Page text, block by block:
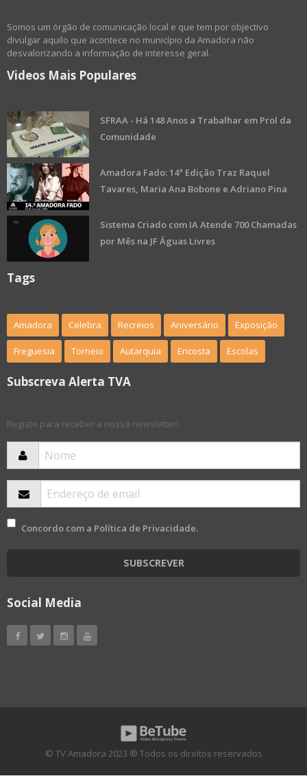
Somos um órgão de comunicação local e que tem por objectivo
divulgar aquilo que acontece no município da Amadora não
desvalorizando a informação de interesse geral.
Videos Mais Populares
SFRAA - Há 148 Anos a Trabalhar em Prol da
Comunidade
Amadora Fado: 14ª Edição Traz Raquel
Tavares, Maria Ana Bobone e Adriano Pina
Sistema Criado com IA Atende 700 Chamadas
por Mês na JF Águas Livres
Tags
Amadora Celebra Recreios Aniversário Exposição
Freguesia Torneio Autarquia Encosta Escolas
Subscreva Alerta TVA
Registe para receber a nossa newsletter!
Concordo com a Política de Privacidade.
SUBSCREVER
Social Media
© TV Amadora 2023 ® Todos os direitos reservados